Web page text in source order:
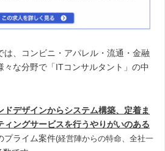
は、コンビニ・アパレル・流通・金融
々な分野で「ITコンサルタント」の中
ドデザインからシステム構築、定着ま
ィングサービスを行うやりがいのある
プライム案件(経営陣からの特命、全社一